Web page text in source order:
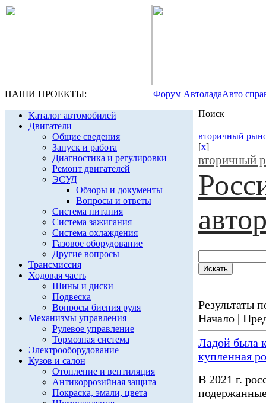
НАШИ ПРОЕКТЫ: Форум АвтоладаАвто
Каталог автомобилей
Двигатели
Общие сведения
Запуск и работа
Диагностика и регулировки
Ремонт двигателей
ЭСУД
Обзоры и документы
Вопросы и ответы
Система питания
Система зажигания
Система охлаждения
Газовое оборудование
Другие вопросы
Трансмиссия
Ходовая часть
Шины и диски
Подвеска
Вопросы биения руля
Механизмы управления
Рулевое управление
Тормозная система
Электрооборудование
Кузов и салон
Отопление и вентиляция
Антикоррозийная защита
Покраска, эмали, цвета
Поиск
вторичный
[x]
вторичный
Результаты
Начало |
Ладой была
купленная
В 2021 г.